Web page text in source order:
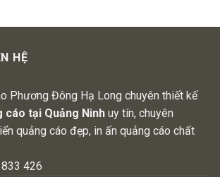
HỆ
Phương Đông Hạ Long chuyên thiết kế
cáo tại Quảng Ninh uy tín, chuyên
quảng cáo đẹp, in ấn quảng cáo chất
426